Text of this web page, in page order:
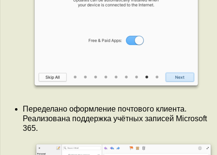
Переделано оформление почтового клиента.
Реализована поддержка учётных записей Microsoft
365.